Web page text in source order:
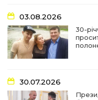
15:09
22 лип
У Пригожому з
працювали
07:17
“Мені й досі
11:06
За дві доби —
Барвінківській
03.08.2026
30-
30.07.2026